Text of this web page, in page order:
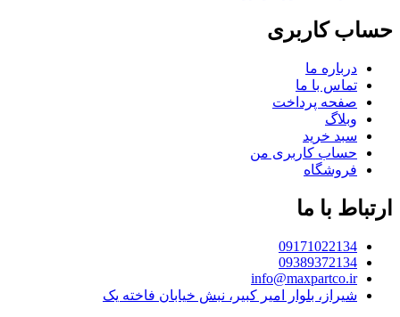
حساب کاربری
درباره ما
تماس با ما
صفحه پرداخت
وبلاگ
سبد خرید
حساب کاربری من
فروشگاه
ارتباط با ما
09171022134
09389372134
info@maxpartco.ir
شیراز، بلوار امیر کبیر، نبش خیابان فاخته یک